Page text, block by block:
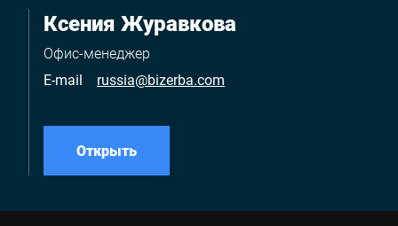
Ксения Журавкова
Офис-менеджер
E-mail
russia@bizerba.com
Открыть